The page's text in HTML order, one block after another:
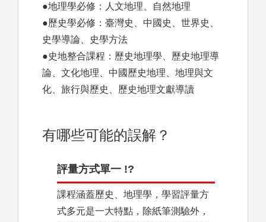
●地理學必修：人文地理、自然地理
●歷史學必修：臺灣史、中國史、世界史、
史學導論、史學方法
●史地整合課程：歷史地理學、歷史地理導
論、文化地理、中國歷史地理、地理與文
化、旅行與歷史、歷史地理文獻導讀
有哪些可能的誤解？
評量方式單一 !?
課程涵蓋歷史、地理學，學習評量方
式多元是一大特點，除紙筆測驗外，